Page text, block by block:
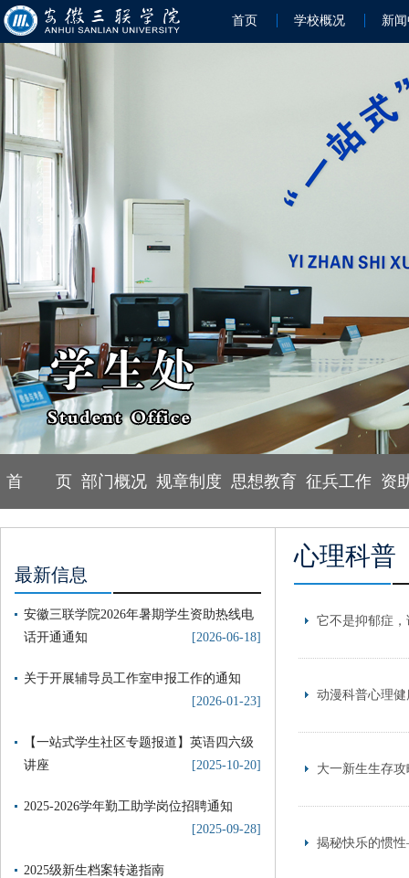
首页 学校概况 新
首 页 部门概况 规章制度 思想教育 征兵工作 资
最新信息
安徽三联学院2026年暑期学生资助热线电
话开通通知
[2026-06-18]
关于开展辅导员工作室申报工作的通知
[2026-01-23]
【一站式学生社区专题报道】英语四六级
讲座
[2025-10-20]
2025-2026学年勤工助学岗位招聘通知
[2025-09-28]
2025级新生档案转递指南
心理科普
它不是抑郁症
动漫科普心理健
大一新生生存
揭秘快乐的惯